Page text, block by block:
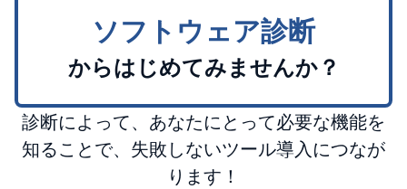
ソフトウェア診断
からはじめてみませんか？
診断によって、あなたにとって必要な機能を
知ることで、失敗しないツール導入につなが
ります！